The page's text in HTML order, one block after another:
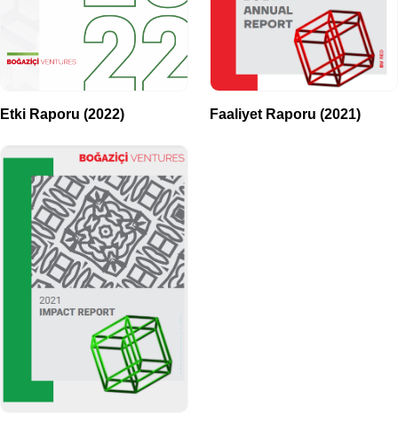
Etki Raporu (2022) Faaliyet Raporu (2021)